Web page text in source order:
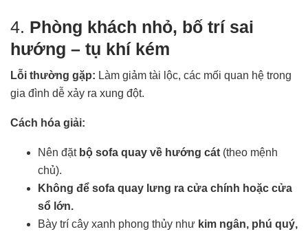
4. Phòng khách nhỏ, bố trí sai
hướng – tụ khí kém
Lỗi thường gặp: Làm giảm tài lộc, các mối quan hệ trong
gia đình dễ xảy ra xung đột.
Cách hóa giải:
Nên đặt bộ sofa quay về hướng cát (theo mệnh
chủ).
Không để sofa quay lưng ra cửa chính hoặc cửa
sổ lớn.
Bày trí cây xanh phong thủy như kim ngân, phú quý,